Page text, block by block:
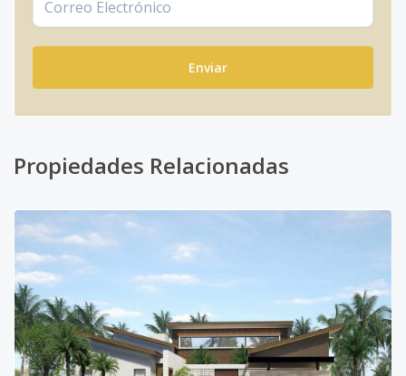
Enviar
Propiedades Relacionadas